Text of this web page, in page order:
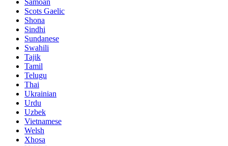
Samoan
Scots Gaelic
Shona
Sindhi
Sundanese
Swahili
Tajik
Tamil
Telugu
Thai
Ukrainian
Urdu
Uzbek
Vietnamese
Welsh
Xhosa